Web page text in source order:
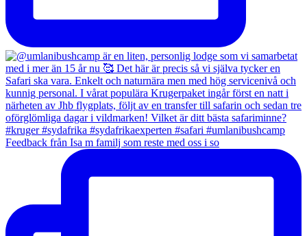
Feedback från Isa m familj som reste med oss i so